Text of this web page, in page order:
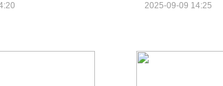
2025-09-09 14:25